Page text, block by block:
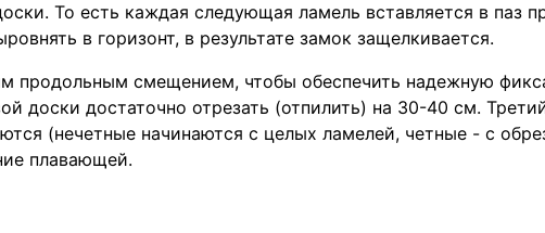
То есть каждая следующая ламель вставляется в паз
в горизонт, в результате замок защелкивается.
продольным смещением, чтобы обеспечить надежную
доски достаточно отрезать (отпилить) на 30-40 см.
(нечетные начинаются с целых ламелей, четные - с
плавающей.